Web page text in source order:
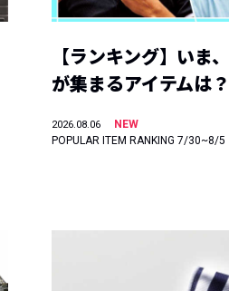
【ランキング】いま
が集まるアイテムは
2026.08.06
NEW
POPULAR ITEM RANKING 7/30~8/5